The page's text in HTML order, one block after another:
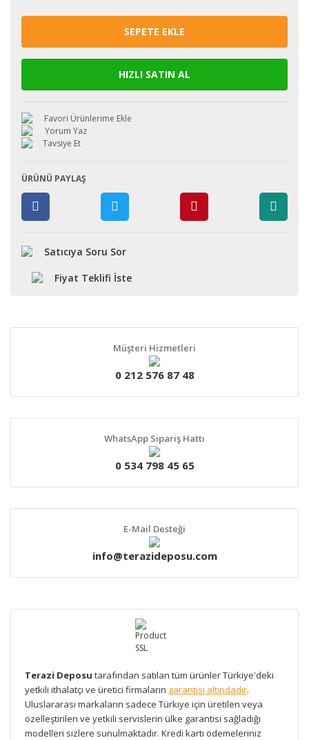
SEPETE EKLE
HIZLI SATIN AL
Yorum Yaz
Tavsiye Et
ÜRÜNÜ PAYLAŞ
Satıcıya Soru Sor
Fiyat Teklifi İste
Müşteri Hizmetleri
0 212 576 87 48
WhatsApp Sipariş Hattı
0 534 798 45 65
E-Mail Desteği
info@terazideposu.com
Terazi Deposu tarafından satılan tüm ürünler Türkiye'deki
yetkili ithalatçı ve üretici firmaların garantisi altındadır.
Uluslararası markaların sadece Türkiye için üretilen veya
özelleştirilen ve yetkili servislerin ülke garantisi sağladığı
modelleri sizlere sunulmaktadır. Kredi kartı ödemeleriniz